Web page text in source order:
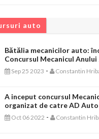
auto
Bătălia mecanicilor auto:
Concursul Mecanicul Anului
Sep 25 2023 - Constantin
A inceput concursul
organizat de catre AD
Oct 06 2022 - Constantin